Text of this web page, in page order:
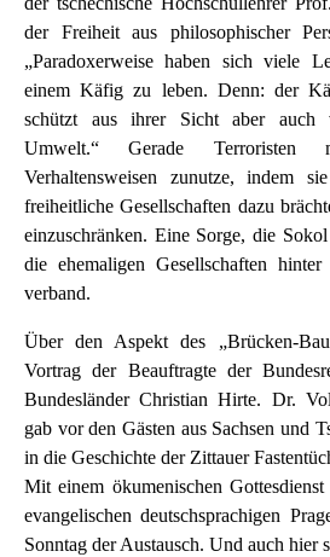
der Freiheit aus philosophischer
„Paradoxerweise haben sich viele
einem Käfig zu leben. Denn: der
schützt aus ihrer Sicht aber auch
Umwelt.“ Gerade Terroristen
Verhaltensweisen zunutze, indem
freiheitliche Gesellschaften dazu
einzuschränken. Eine Sorge, die
die ehemaligen Gesellschaften
verband.
Über den Aspekt des „Brücken-
Vortrag der Beauftragte der
Bundesländer Christian Hirte. Dr.
gab vor den Gästen aus Sachsen und
in die Geschichte der Zittauer
Mit einem ökumenischen
evangelischen deutschsprachigen
Sonntag der Austausch. Und auch hier